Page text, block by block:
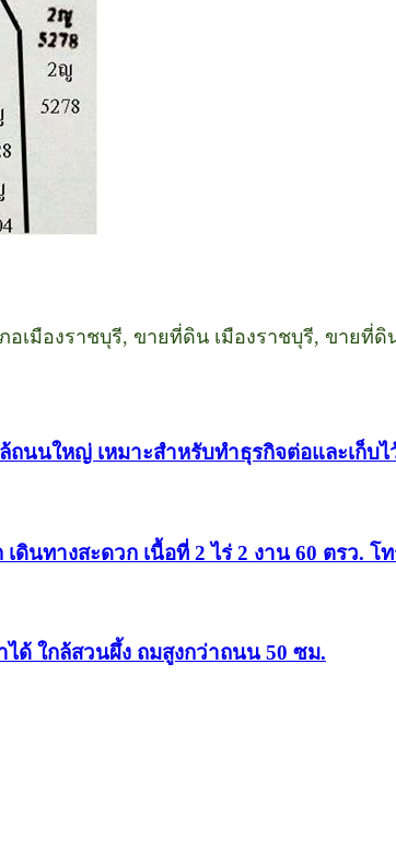
มืองราชบุรี, ขายที่ดิน เมืองราชบุรี, ขายที่ดิ
นนใหญ่ เหมาะสำหรับทำธุรกิจต่อและเก็บ
ทางสะดวก เนื้อที่ 2 ไร่ 2 งาน 60 ตรว. โท
ด้ ใกล้สวนผึ้ง ถมสูงกว่าถนน 50 ซม.